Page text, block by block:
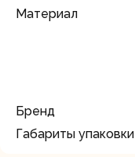
Материал
Бренд
Габариты упаковки